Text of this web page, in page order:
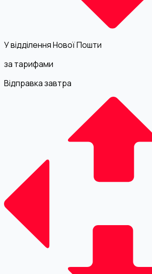
У відділення Нової Пошти
за тарифами
Відправка завтра